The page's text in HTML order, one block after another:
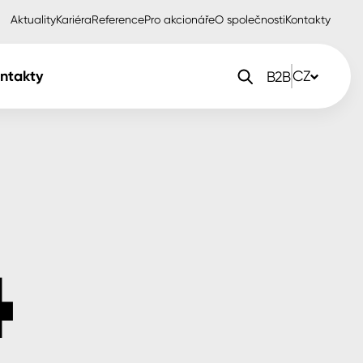
AktualityKariéraReferencePro akcionářeO společnostiKontakty
B2BCZ